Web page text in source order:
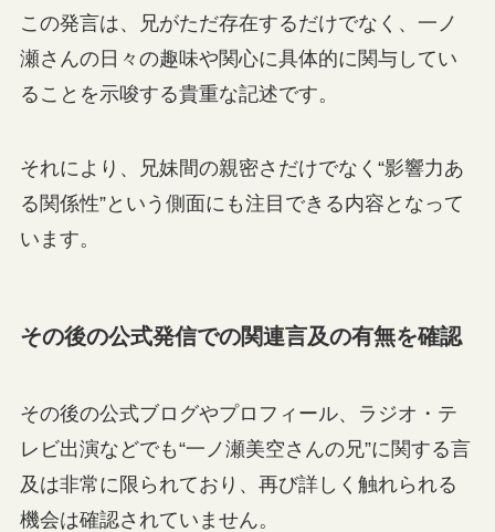
この発言は、兄がただ存在するだけでなく、一ノ
瀬さんの日々の趣味や関心に具体的に関与してい
ることを示唆する貴重な記述です。
それにより、兄妹間の親密さだけでなく“影響力あ
る関係性”という側面にも注目できる内容となって
います。
その後の公式発信での関連言及の有無を確認
その後の公式ブログやプロフィール、ラジオ・テ
レビ出演などでも“一ノ瀬美空さんの兄”に関する言
及は非常に限られており、再び詳しく触れられる
機会は確認されていません。